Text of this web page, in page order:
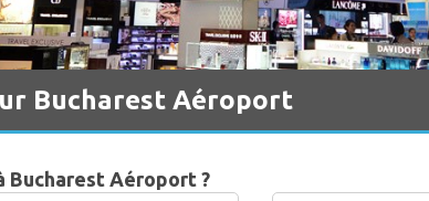
Bucharest Aéroport
Bucharest Aéroport ?